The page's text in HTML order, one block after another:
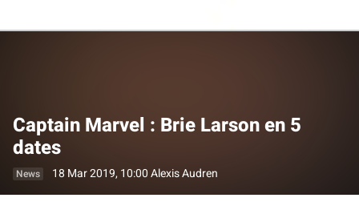
Captain Marvel : Brie Larson en 5
dates
News 18 Mar 2019, 10:00Alexis Audren